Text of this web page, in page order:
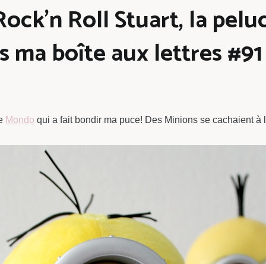
Roll Stuart, la
ma boîte aux lettres #91
Mondo qui a fait bondir ma puce! Des Minions se cachaient à